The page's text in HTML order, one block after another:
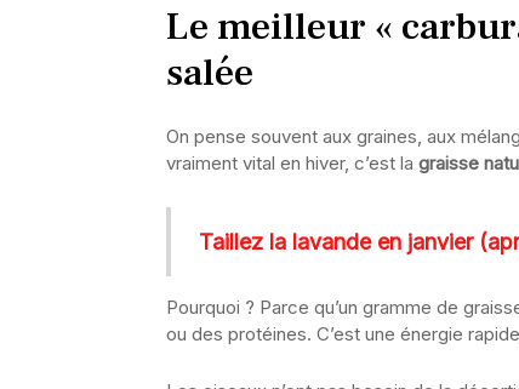
Le meilleur «
salée
On pense souvent aux graines, aux
vraiment vital en hiver, c’est la graisse
Taillez la lavande en janvier
Pourquoi ? Parce qu’un gramme de
ou des protéines. C’est une énergie